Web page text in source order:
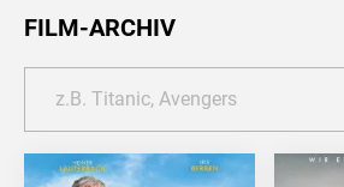
FILM-ARCHIV